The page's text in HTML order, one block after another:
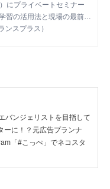
7日大阪AIセミナー
（トランスプラ
にプライベートセミナー
習の活用法と現場の最前
ました。 全3回に分けてセ
ンスプラス）
バンジェリストを目指して
ーに！？元広告プランナ
「#こっぺ」でネコスタ